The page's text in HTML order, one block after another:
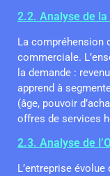
2.2. Analyse de
La compréhension
commerciale.
la demande :
apprend à
(âge, pouvoir
offres de services
2.3. Analyse de
L’entreprise